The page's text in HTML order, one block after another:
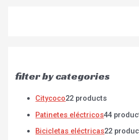
filter by categories
Citycoco22 products
Patinetes eléctricos44
Bicicletas eléctricas22